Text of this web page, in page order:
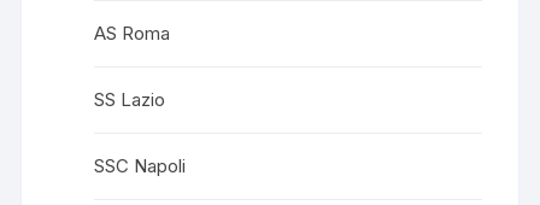
AS Roma
SS Lazio
SSC Napoli